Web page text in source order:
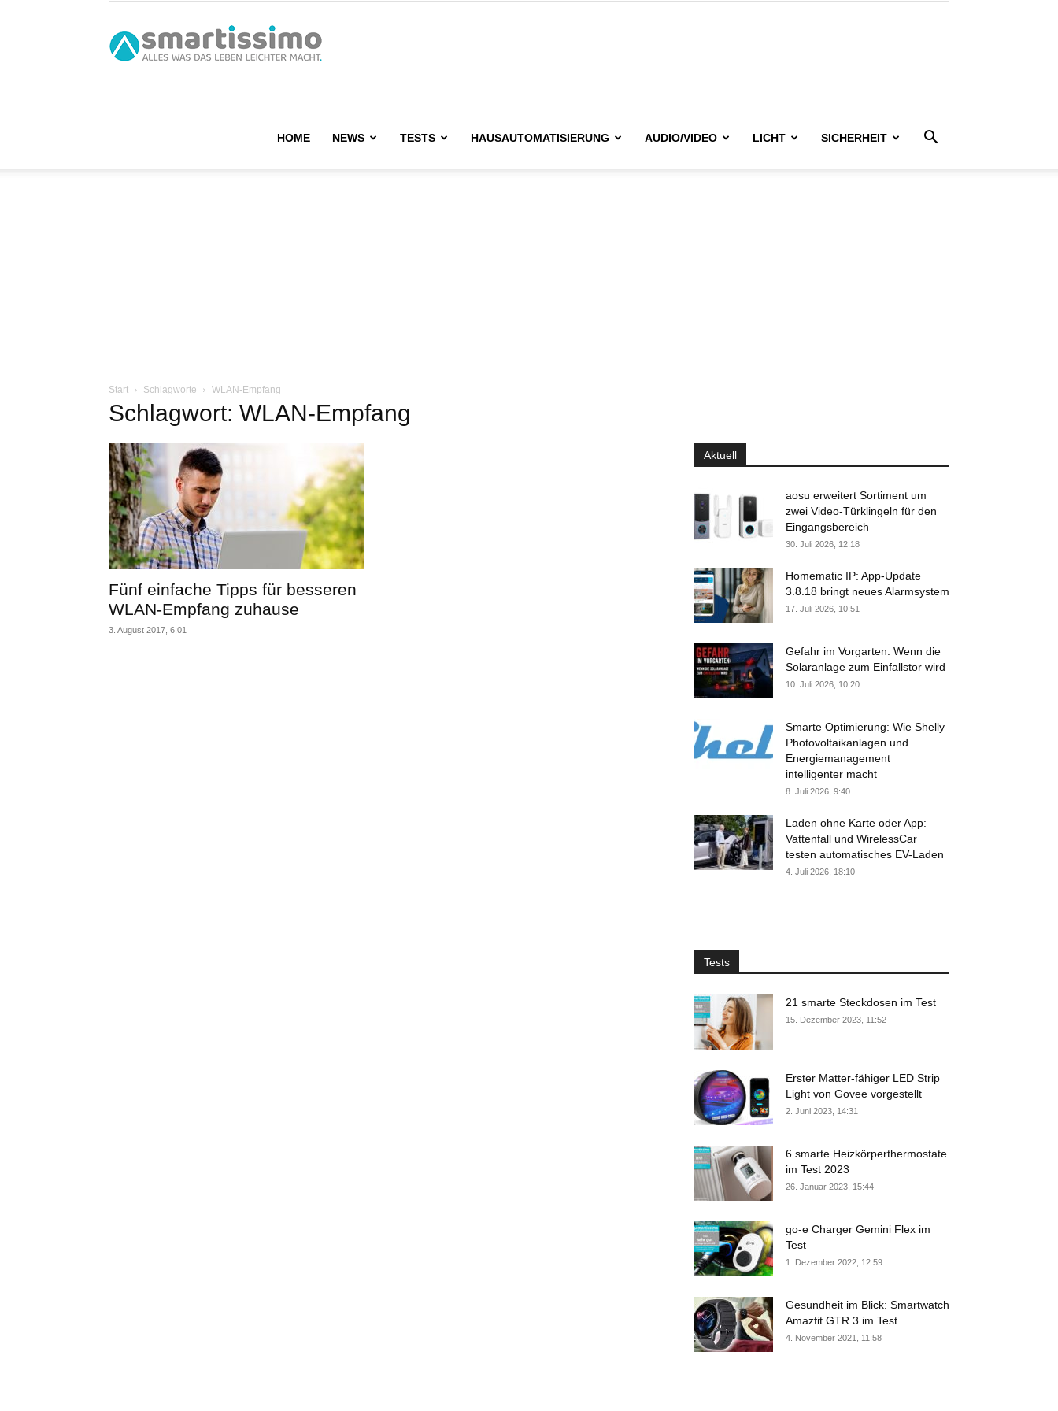
HOME NEWS TESTS HAUSAUTOMATISIERUNG AUDIO/VIDEO LICHT SICHERHEIT
Start Schlagworte WLAN-Empfang
Schlagwort: WLAN-Empfang
Fünf einfache Tipps für besseren
WLAN-Empfang zuhause
3. August 2017, 6:01
Aktuell
aosu erweitert Sortiment um
zwei Video-Türklingeln für den
Eingangsbereich
30. Juli 2026, 12:18
Homematic IP: App-Update
3.8.18 bringt neues Alarmsystem
17. Juli 2026, 10:51
Gefahr im Vorgarten: Wenn die
Solaranlage zum Einfallstor wird
10. Juli 2026, 10:20
Smarte Optimierung: Wie Shelly
Photovoltaikanlagen und
Energiemanagement
intelligenter macht
8. Juli 2026, 9:40
Laden ohne Karte oder App:
Vattenfall und WirelessCar
testen automatisches EV-Laden
4. Juli 2026, 18:10
Tests
21 smarte Steckdosen im Test
15. Dezember 2023, 11:52
Erster Matter-fähiger LED Strip
Light von Govee vorgestellt
2. Juni 2023, 14:31
6 smarte Heizkörperthermostate
im Test 2023
26. Januar 2023, 15:44
go-e Charger Gemini Flex im
Test
1. Dezember 2022, 12:59
Gesundheit im Blick: Smartwatch
Amazfit GTR 3 im Test
4. November 2021, 11:58